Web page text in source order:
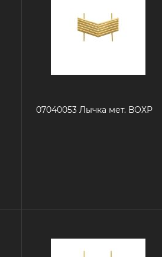
07040053 Лычка мет. ВОХР